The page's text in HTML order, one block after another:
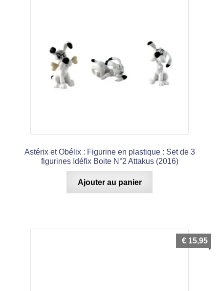
Astérix et Obélix : Figurine en plastique : Set de 3
figurines Idéfix Boite N°2 Attakus (2016)
Ajouter au panier
€ 15,95